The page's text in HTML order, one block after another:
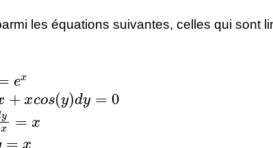
les équations suivantes, celles qui sont
e
c d y =
y
x
y